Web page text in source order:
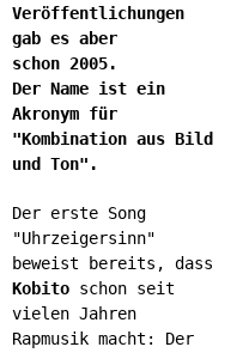
Veröffentlichungen
gab es aber
schon 2005.
Der Name ist ein
Akronym für
"Kombination aus Bild
und Ton".
Der erste Song
"Uhrzeigersinn"
beweist bereits, dass
Kobito schon seit
vielen Jahren
Rapmusik macht: Der